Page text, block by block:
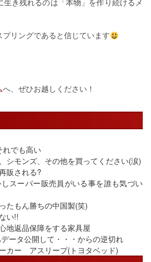
き残れるのは「本物」を作り続けるメ
リングであると信じています
へ、ぜひお越しください！
れでも高い
シモンズ、その他を買ってください(涙)
販される?
スーパー販売員がいる事を誰も気づい
たもん勝ちの中国製(笑)
い!!
地返品保障をする家具屋
ータ公開して・・・からの逆切れ
カー アスリープ(トヨタベッド)